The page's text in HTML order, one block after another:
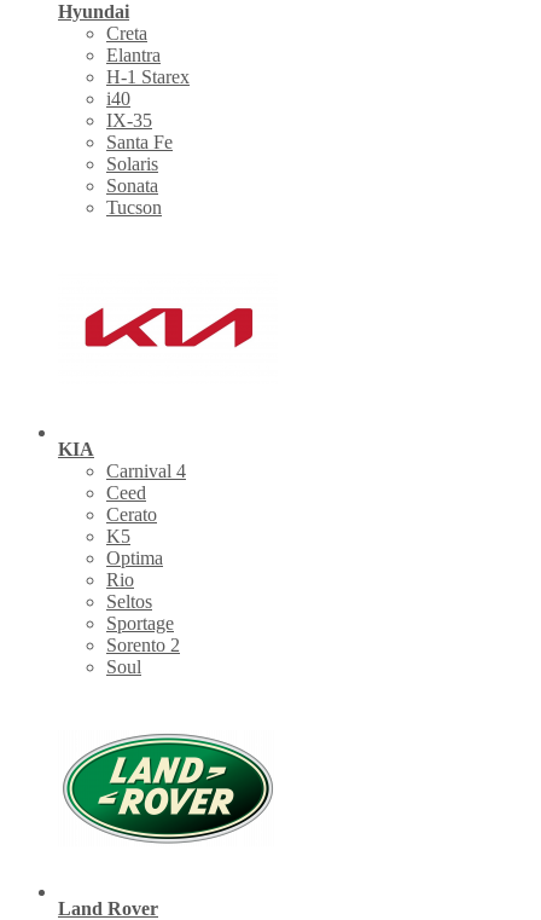
Hyundai
Creta
Elantra
H-1 Starex
i40
IX-35
Santa Fe
Solaris
Sonata
Tucson
KIA
Carnival 4
Ceed
Cerato
K5
Optima
Rio
Seltos
Sportage
Sorento 2
Soul
Land Rover